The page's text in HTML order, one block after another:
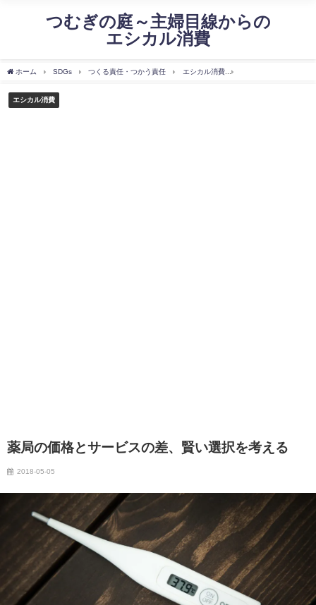
つむぎの庭～主婦目線からの
エシカル消費
ホーム SDGs つくる責任・つかう責任 エシカル消費
エシカル消費
薬局の価格とサービスの差、賢い選択を考える
2018-05-05